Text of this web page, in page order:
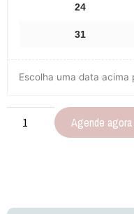
24
31
Escolha uma data acima
Agende agora